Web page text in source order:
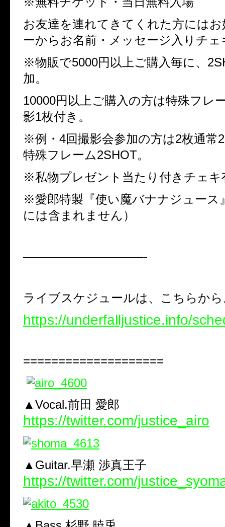
お友達を連れてきてくれた方には
ーからお名前・メッセージ入りチ
※物販で5000円 以上ご購入毎に、
加。
10000円以上ご購入の方は特殊フレ
影1枚付き。
※例・ 4回撮影会参加の方は2枚通常
特殊フレーム2SHOT。
※私物プレゼント当たり付きチェキ
※愛郎特製『使い魔バナナジュース
には含まれません）
——————————-
ライブスケジュールは、こちらか
https://underfalljustice.info/
====================
▲Vocal.前田 愛郎
https://twitter.com/justice_airo
▲Guitar.早瀬 渉真王子
https://twitter.com/